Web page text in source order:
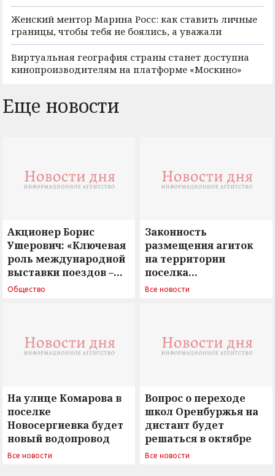
Женский ментор Марина Росс: как ставить личные
границы, чтобы тебя не боялись, а уважали
Виртуальная география страны станет доступна
кинопроизводителям на платформе «Москино»
Еще новости
Акционер Борис
Ушерович: «Ключевая
роль международной
выставки поездов –
поиск ответов на
Общество
Законность
размещения агиток
на территории
поселка
Новосергиевка
Все новости
На улице Комарова в
поселке
Новосергиевка будет
новый водопровод
Все новости
Вопрос о переходе
школ Оренбуржья на
дистант будет
решаться в октябре
Все новости